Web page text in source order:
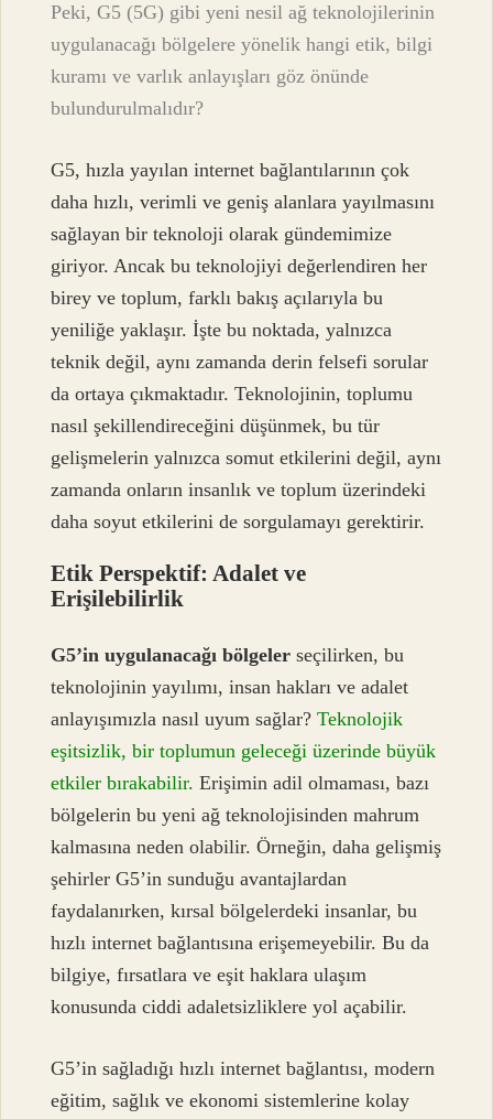
Peki, G5 (5G) gibi yeni nesil ağ teknolojilerinin
uygulanacağı bölgelere yönelik hangi etik, bilgi
kuramı ve varlık anlayışları göz önünde
bulundurulmalıdır?
G5, hızla yayılan internet bağlantılarının çok
daha hızlı, verimli ve geniş alanlara yayılmasını
sağlayan bir teknoloji olarak gündemimize
giriyor. Ancak bu teknolojiyi değerlendiren her
birey ve toplum, farklı bakış açılarıyla bu
yeniliğe yaklaşır. İşte bu noktada, yalnızca
teknik değil, aynı zamanda derin felsefi sorular
da ortaya çıkmaktadır. Teknolojinin, toplumu
nasıl şekillendireceğini düşünmek, bu tür
gelişmelerin yalnızca somut etkilerini değil, aynı
zamanda onların insanlık ve toplum üzerindeki
daha soyut etkilerini de sorgulamayı gerektirir.
Etik Perspektif: Adalet ve
Erişilebilirlik
G5’in uygulanacağı bölgeler seçilirken, bu
teknolojinin yayılımı, insan hakları ve adalet
anlayışımızla nasıl uyum sağlar?Teknolojik
eşitsizlik, bir toplumun geleceği üzerinde büyük
etkiler bırakabilir. Erişimin adil olmaması, bazı
bölgelerin bu yeni ağ teknolojisinden mahrum
kalmasına neden olabilir. Örneğin, daha gelişmiş
şehirler G5’in sunduğu avantajlardan
faydalanırken, kırsal bölgelerdeki insanlar, bu
hızlı internet bağlantısına erişemeyebilir. Bu da
bilgiye, fırsatlara ve eşit haklara ulaşım
konusunda ciddi adaletsizliklere yol açabilir.
G5’in sağladığı hızlı internet bağlantısı, modern
eğitim, sağlık ve ekonomi sistemlerine kolay